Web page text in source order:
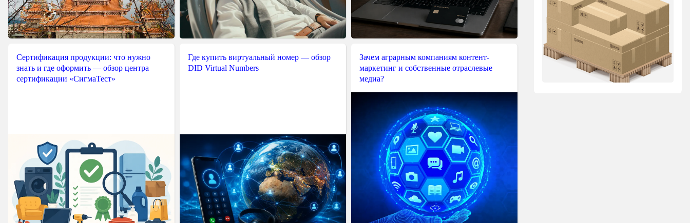
Сертификация продукции: что нужно
знать и где оформить — обзор центра
сертификации «СигмаТест»
Где купить виртуальный номер — обзор
DID Virtual Numbers
Зачем аграрным компаниям контент-
маркетинг и собственные отраслевые
медиа?